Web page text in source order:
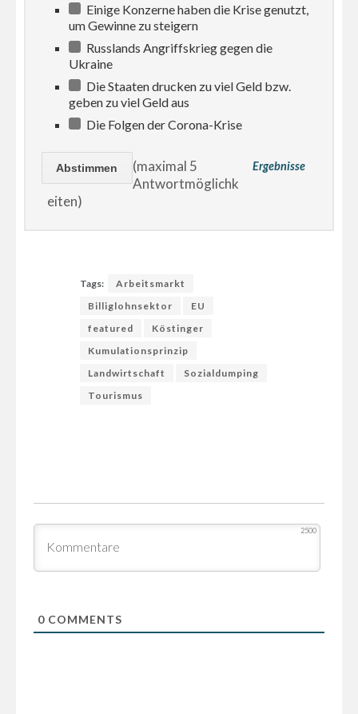
Einige Konzerne haben die Krise genutzt,
um Gewinne zu steigern
Russlands Angriffskrieg gegen die
Ukraine
Die Staaten drucken zu viel Geld bzw.
geben zu viel Geld aus
Die Folgen der Corona-Krise
Ergebnisse
(maximal 5
Antwortmöglichk
eiten)
Tags:
Arbeitsmarkt
Billiglohnsektor
EU
featured
Köstinger
Kumulationsprinzip
Landwirtschaft
Sozialdumping
Tourismus
2500
0COMMENTS